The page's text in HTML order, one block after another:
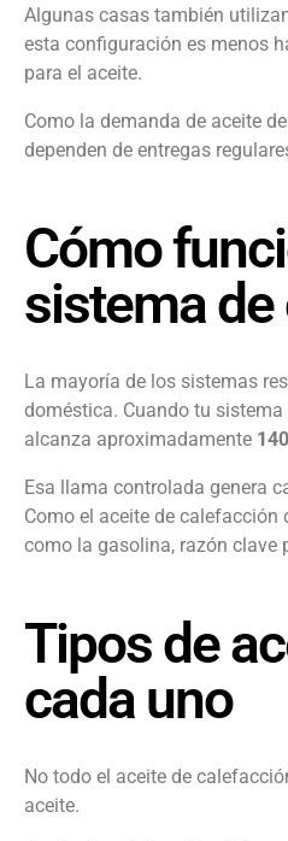
Algunas casas también
esta configuración es menos
para el aceite.
Como la demanda de aceite
dependen de entregas
Cómo
sistema
La mayoría de los sistemas
doméstica. Cuando tu
alcanza aproximadamente
Esa llama controlada genera
Como el aceite de
como la gasolina, razón clave
Tipos de
cada uno
No todo el aceite de
aceite.